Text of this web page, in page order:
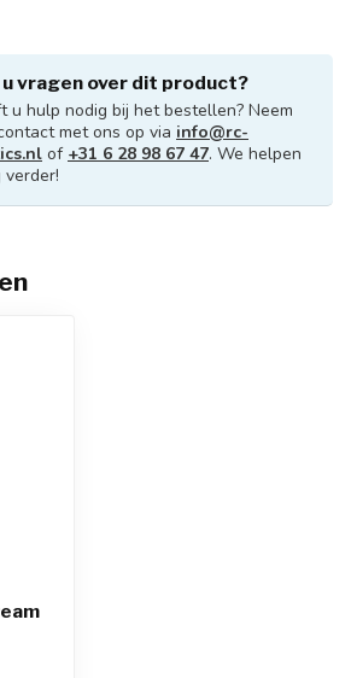
vragen over dit product?
u hulp nodig bij het bestellen? Neem
met ons op via info@rc-
of +31 6 28 98 67 47. We helpen
verder!